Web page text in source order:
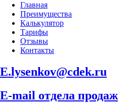
Главная
Преимущества
Калькулятор
Тарифы
Отзывы
Контакты
E.lysenkov@cdek.ru
E-mail отдела продаж